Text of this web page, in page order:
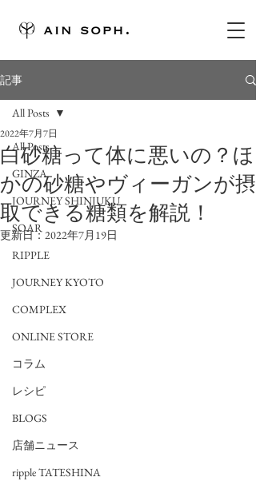
記事
All Posts
GINZA
JOURNEY SHINJUKU
SOAR
RIPPLE
JOURNEY KYOTO
COMPLEX
ONLINE STORE
コラム
レシピ
BLOGS
店舗ニュース
ripple TATESHINA
All Posts
白砂糖って体に悪いの？ほ
かの砂糖やヴィーガンが摂
取できる糖類を解説！
2022年7月7日
更新日：2022年7月19日